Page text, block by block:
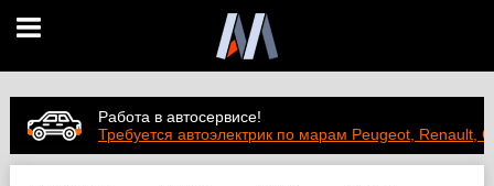
Работа в автосервисе!
Требуется автоэлектрик по марам Peugeot, Renault,